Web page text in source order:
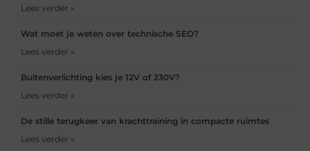
Lees verder »
Wat moet je weten over technische SEO?
Lees verder »
Buitenverlichting kies je 12V of 230V?
Lees verder »
De stille terugkeer van krachttraining in compacte ruimtes
Lees verder »